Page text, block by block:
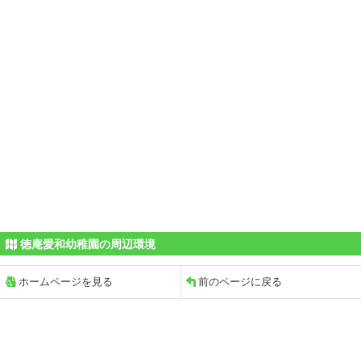
徳庵愛和幼稚園の周辺環境
ホームページを見る 前のページに戻る